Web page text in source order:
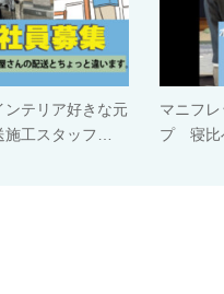
ンテリア好きな元
工スタッフ…
マニフ
プ 寝比